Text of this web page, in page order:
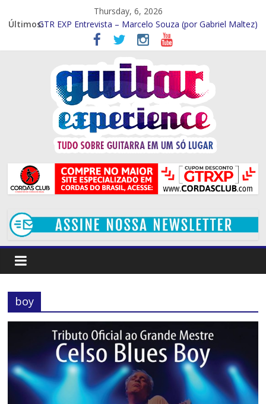
Thursday, 6, 2026
Últimos:GTR EXP Entrevista – Marcelo Souza (por Gabriel Maltez)
GTR EXP – Entrevista Rod Rodrigues (Por Rafael Ferraz)
GTR EXP Entrevista – Mithi Garcia (Por Rafael Ferraz)
Entrevista – Kiko Shred (Por Gabriel Maltez)
Entrevista Frank Solari (por Gabriel Maltez)
boy